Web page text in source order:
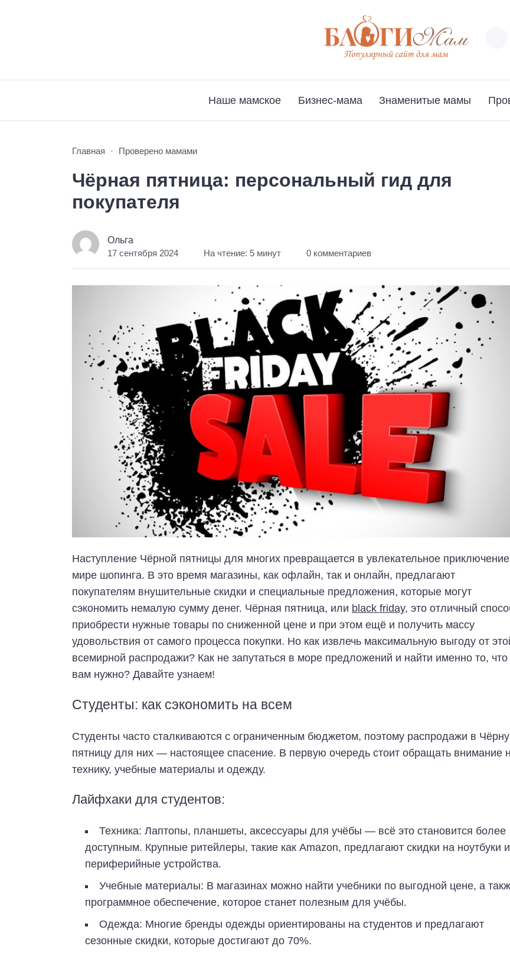
Наше мамское Бизнес-мама Знаменитые мамы
Главная Проверено мамами
Чёрная пятница: персональный гид для
покупателя
Ольга
17 сентября 2024 На чтение: 5 минут 0 комментариев
Наступление Чёрной пятницы для многих превращается в увлекательное
мире шопинга. В это время магазины, как офлайн, так и онлайн, предлагают
покупателям внушительные скидки и специальные предложения, которые могут
сэкономить немалую сумму денег. Чёрная пятница, или black friday, это отличный
приобрести нужные товары по сниженной цене и при этом ещё и получить массу
удовольствия от самого процесса покупки. Но как извлечь максимальную выгоду от
всемирной распродажи? Как не запутаться в море предложений и найти именно то, что
вам нужно? Давайте узнаем!
Студенты: как сэкономить на всем
Студенты часто сталкиваются с ограниченным бюджетом, поэтому распродажи в
пятницу для них — настоящее спасение. В первую очередь стоит обращать внимание
технику, учебные материалы и одежду.
Лайфхаки для студентов:
Техника: Лаптопы, планшеты, аксессуары для учёбы — всё это становится более
доступным. Крупные ритейлеры, такие как Amazon, предлагают скидки на ноутбуки и
периферийные устройства.
Учебные материалы: В магазинах можно найти учебники по выгодной цене, а
программное обеспечение, которое станет полезным для учёбы.
Одежда: Многие бренды одежды ориентированы на студентов и предлагают
сезонные скидки, которые достигают до 70%.